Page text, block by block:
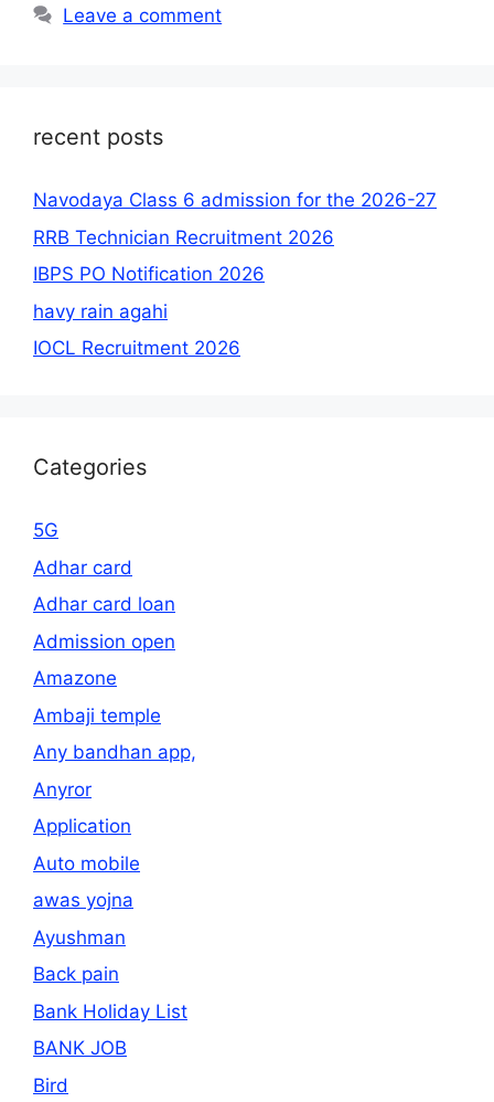
Leave a comment
recent posts
Navodaya Class 6 admission for the 2026-27
RRB Technician Recruitment 2026
IBPS PO Notification 2026
havy rain agahi
IOCL Recruitment 2026
Categories
5G
Adhar card
Adhar card loan
Admission open
Amazone
Ambaji temple
Any bandhan app,
Anyror
Application
Auto mobile
awas yojna
Ayushman
Back pain
Bank Holiday List
BANK JOB
Bird